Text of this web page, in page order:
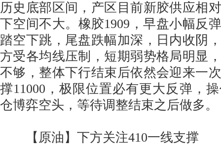
历史底部区间，产区目前新胶供应相
下空间不大。橡胶1909，早盘小幅反
踏空下跳，尾盘跌幅加深，日内收阴
方受各均线压制，短期弱势格局明显
不够，整体下行结束后依然会迎来一
撑11000，极限位置必有更大反弹，
仓博弈空头，等待调整结束之后做多。
【原油】下方关注410一线支撑